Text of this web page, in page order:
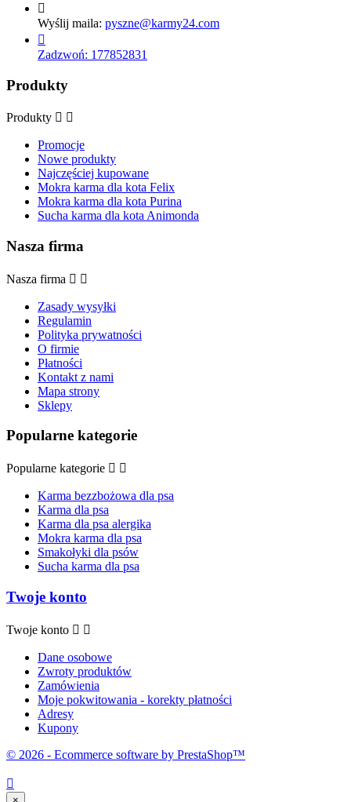

Wyślij maila: pyszne@karmy24.com

Zadzwoń: 177852831
Produkty
Produkty  
Promocje
Nowe produkty
Najczęściej kupowane
Mokra karma dla kota Felix
Mokra karma dla kota Purina
Sucha karma dla kota Animonda
Nasza firma
Nasza firma  
Zasady wysyłki
Regulamin
Polityka prywatności
O firmie
Płatności
Kontakt z nami
Mapa strony
Sklepy
Popularne kategorie
Popularne kategorie  
Karma bezzbożowa dla psa
Karma dla psa
Karma dla psa alergika
Mokra karma dla psa
Smakołyki dla psów
Sucha karma dla psa
Twoje konto
Twoje konto  
Dane osobowe
Zwroty produktów
Zamówienia
Moje pokwitowania - korekty płatności
Adresy
Kupony
© 2026 - Ecommerce software by PrestaShop™
